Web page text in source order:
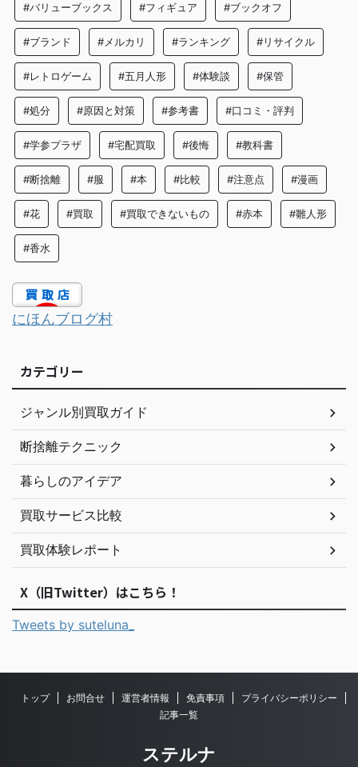
#バリューブックス #フィギュア #ブックオフ
#ブランド #メルカリ #ランキング #リサイクル
#レトロゲーム #五月人形 #体験談 #保管
#処分 #原因と対策 #参考書 #口コミ・評判
#学参プラザ #宅配買取 #後悔 #教科書
#断捨離 #服 #本 #比較 #注意点 #漫画
#花 #買取 #買取できないもの #赤本 #雛人形
#香水
にほんブログ村
カテゴリー
ジャンル別買取ガイド
断捨離テクニック
暮らしのアイデア
買取サービス比較
買取体験レポート
X（旧Twitter）はこちら！
Tweets by suteluna_
トップ お問合せ 運営者情報 免責事項
プライバシーポリシー
記事一覧
ステルナ